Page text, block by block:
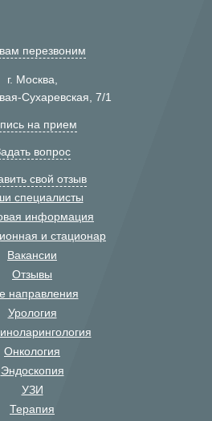
перезвоним
г. Москва,
Сухаревская, 7/1
на прием
вопрос
свой отзыв
специалисты
информация
и стационар
Вакансии
Отзывы
направления
Урология
Онкология
Эндоскопия
УЗИ
Терапия